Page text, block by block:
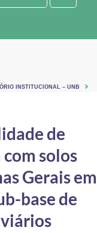
INSTITUCIONAL – UNB
de
solos
Gerais em
base de